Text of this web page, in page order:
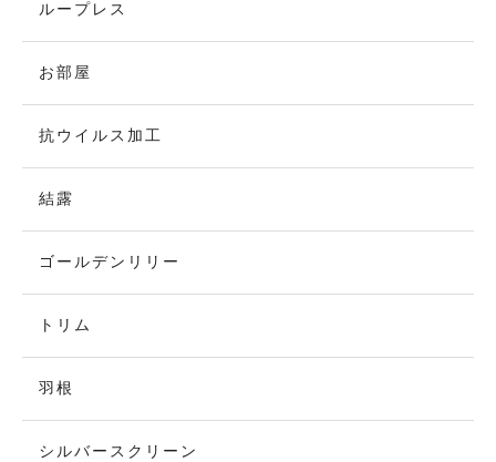
ループレス
お部屋
抗ウイルス加工
結露
ゴールデンリリー
トリム
羽根
シルバースクリーン